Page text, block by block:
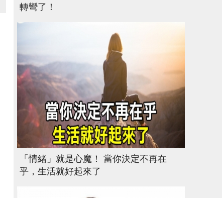
轉彎了！
「情緒」就是心魔！ 當你決定不再在
乎，生活就好起來了